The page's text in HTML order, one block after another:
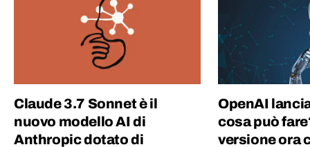
Claude 3.7 Sonnet è il
nuovo modello AI di
Anthropic dotato di
OpenAI
cosa può
versione ora